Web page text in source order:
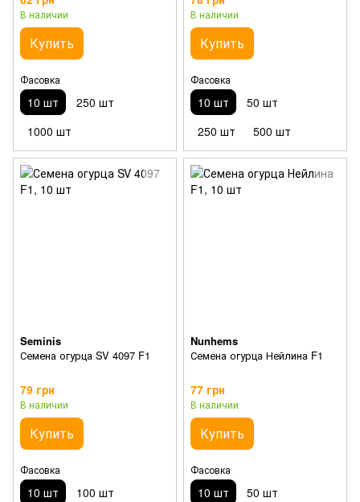
В наличии
Купить
Фасовка
10 шт
250 шт
1000 шт
В наличии
Купить
Фасовка
10 шт
50 шт
250 шт
500 шт
Seminis
Семена огурца SV 4097 F1
79 грн
В наличии
Купить
Фасовка
10 шт
100 шт
Nunhems
Семена огурца Нейлина F1
77 грн
В наличии
Купить
Фасовка
10 шт
50 шт